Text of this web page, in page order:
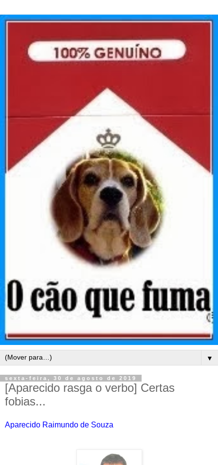
▼
sexta-feira, 30 de agosto de 2019
[Aparecido rasga o verbo] Certas
fobias...
Aparecido Raimundo de Souza